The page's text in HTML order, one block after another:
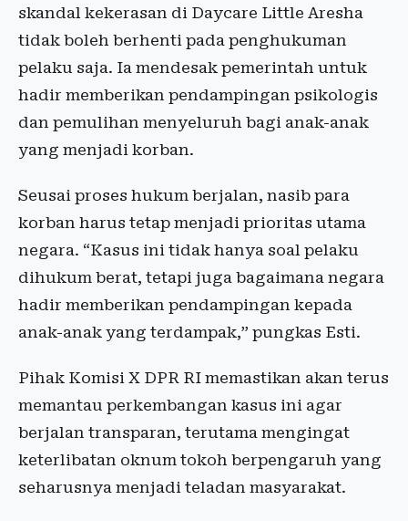
skandal kekerasan di Daycare Little Aresha
tidak boleh berhenti pada penghukuman
pelaku saja. Ia mendesak pemerintah untuk
hadir memberikan pendampingan psikologis
dan pemulihan menyeluruh bagi anak-anak
yang menjadi korban.
Seusai proses hukum berjalan, nasib para
korban harus tetap menjadi prioritas utama
negara. “Kasus ini tidak hanya soal pelaku
dihukum berat, tetapi juga bagaimana negara
hadir memberikan pendampingan kepada
anak-anak yang terdampak,” pungkas Esti.
Pihak Komisi X DPR RI memastikan akan terus
memantau perkembangan kasus ini agar
berjalan transparan, terutama mengingat
keterlibatan oknum tokoh berpengaruh yang
seharusnya menjadi teladan masyarakat.